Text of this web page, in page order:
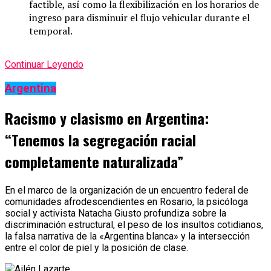
factible, así como la flexibilización en los horarios de
ingreso para disminuir el flujo vehicular durante el
temporal.
Continuar Leyendo
Argentina
Racismo y clasismo en Argentina:
“Tenemos la segregación racial
completamente naturalizada”
En el marco de la organización de un encuentro federal de
comunidades afrodescendientes en Rosario, la psicóloga
social y activista Natacha Giusto profundiza sobre la
discriminación estructural, el peso de los insultos cotidianos,
la falsa narrativa de la «Argentina blanca» y la intersección
entre el color de piel y la posición de clase.